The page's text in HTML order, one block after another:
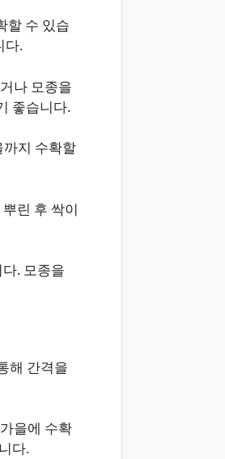
할 수 있습
다.
나 모종을
좋습니다.
지 수확할
린 후 싹이
. 모종을
해 간격을
을에 수확
다.